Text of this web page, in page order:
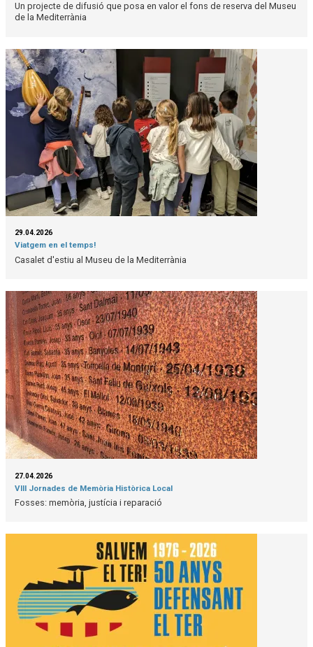
Un projecte de difusió que posa en valor el fons de reserva del Museu
de la Mediterrània
29.04.2026
Viatgem en el temps!
Casalet d'estiu al Museu de la Mediterrània
27.04.2026
VIII Jornades de Memòria Històrica Local
Fosses: memòria, justícia i reparació